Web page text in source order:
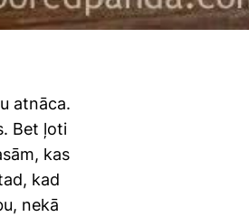
atnāca.
Bet ļoti
kas
kad
nekā